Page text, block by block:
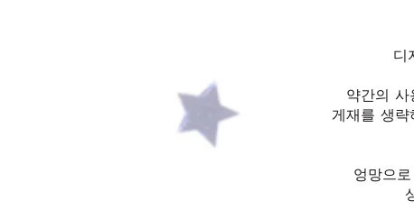
디
약간의 사
게재를 생
엉망으